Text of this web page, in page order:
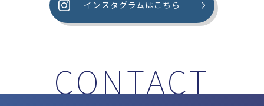
インスタグラムはこちら